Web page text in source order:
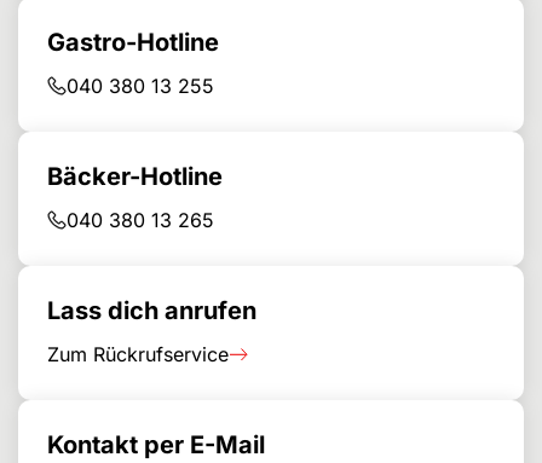
Gastro-Hotline
040 380 13 255
Bäcker-Hotline
040 380 13 265
Lass dich anrufen
Zum Rückrufservice
Kontakt per E-Mail